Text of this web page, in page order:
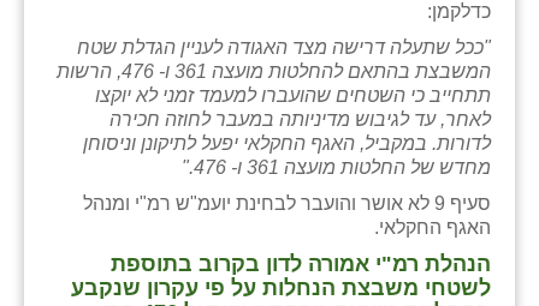
כדלקמן:
"ככל שתעלה דרישה מצד האגודה לעניין הגדלת שטח
המשבצת בהתאם להחלטות מועצה 361 ו- 476, הרשות
תתחייב כי השטחים שהועברו למעמד זמני לא יוקצו
לאחר, עד לגיבוש מדיניותה במעבר לחוזה חכירה
לדורות. במקביל, האגף החקלאי יפעל לתיקונן וניסוחן
מחדש של החלטות מועצה 361 ו- 476."
סעיף 9 לא אושר והועבר לבחינת יועמ"ש רמ"י ומנהל
האגף החקלאי.
הנהלת רמ"י אמורה לדון בקרוב בתוספת
לשטחי משבצת הנחלות על פי עקרון שנקבע